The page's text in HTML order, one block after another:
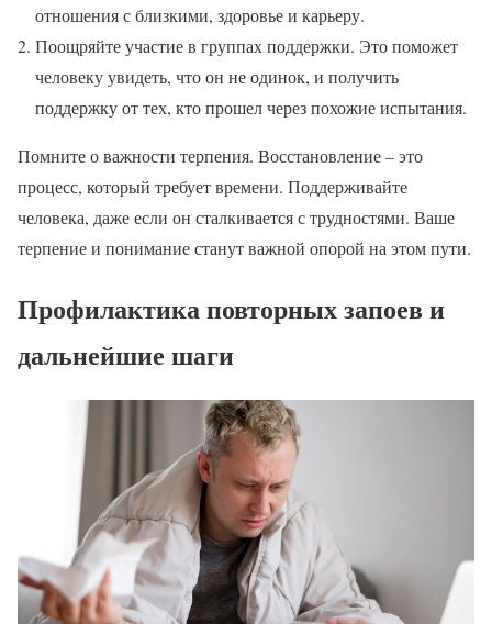
отношения с близкими, здоровье и карьеру.
Поощряйте участие в группах поддержки. Это поможет
человеку увидеть, что он не одинок, и получить
поддержку от тех, кто прошел через похожие испытания.
Помните о важности терпения. Восстановление – это
процесс, который требует времени. Поддерживайте
человека, даже если он сталкивается с трудностями. Ваше
терпение и понимание станут важной опорой на этом пути.
Профилактика повторных запоев и
дальнейшие шаги